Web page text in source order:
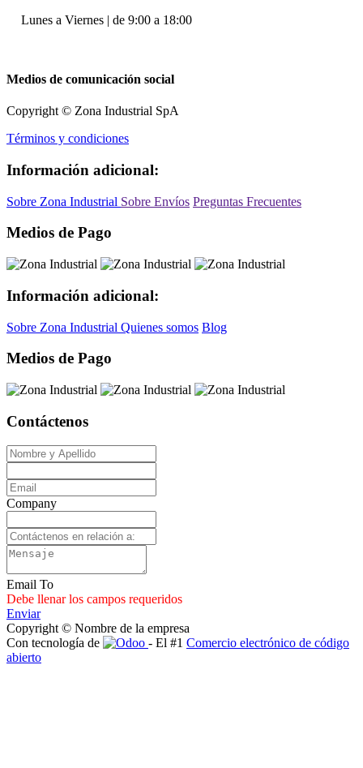
Lunes a Viernes | de 9:00 a 18:00
Medios de comunicación social
Copyright © Zona Industrial SpA
Términos y condiciones
Información adicional:
Sobre Zona Industrial Sobre Envíos Preguntas Frecuentes
Medios de Pago
Información adicional:
Sobre Zona Industrial Quienes somos Blog
Medios de Pago
Contáctenos
Company
Email To
Debe llenar los campos requeridos
Enviar
Copyright © Nombre de la empresa
Con tecnología de
- El #1 Comercio electrónico de código
abierto